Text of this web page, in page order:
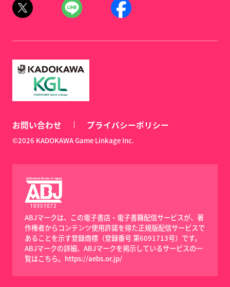
お問い合わせ プライバシーポリシー
©2026 KADOKAWA Game Linkage Inc.
ABJマークは、この電子書店・電子書籍配信サービスが、著
作権者からコンテンツ使用許諾を得た正規版配信サービスで
あることを示す登録商標（登録番号 第6091713号）です。
ABJマークの詳細、ABJマークを掲示しているサービスの一
覧はこちら。 https://aebs.or.jp/